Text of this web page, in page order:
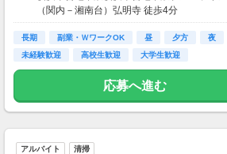
※22時以降は時給×1.25
【給与支払】
【交通費】
別途一部支給
※規定内支給
（関内－湘南台）弘明寺 徒歩4分
京浜急行電鉄京急本線井土ケ谷 徒歩14分
横浜市営地下鉄横浜市営地下鉄ブルーライン
（関内－湘南台）蒔田
京浜急行電鉄京急本線上大岡
長期 副業・ＷワークOK 昼 夕方 夜
未経験歓迎
高校生歓迎 大学生歓迎
応募へ進む
アルバイト 清掃